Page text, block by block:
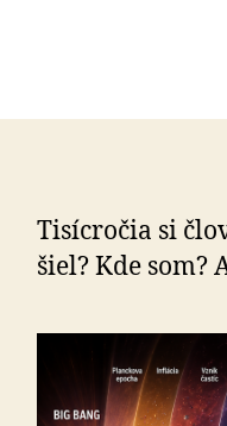
Tisícročia si
šiel? Kde som?